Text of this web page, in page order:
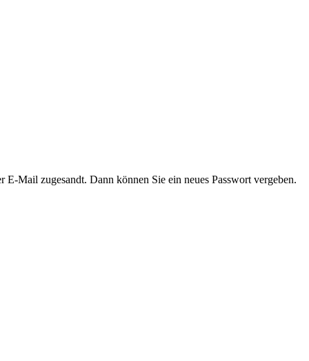
Mail zugesandt. Dann können Sie ein neues Passwort vergeben.